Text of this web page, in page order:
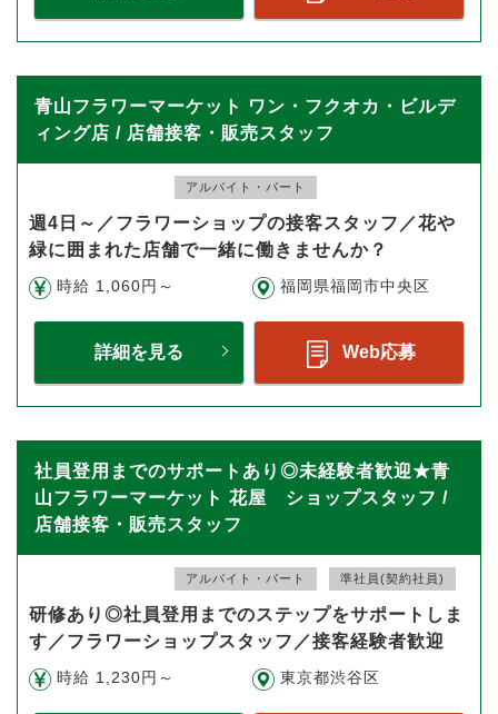
青山フラワーマーケット ワン・フクオカ・ビルデ
ィング店 / 店舗接客・販売スタッフ
アルバイト・パート
週4日～／フラワーショップの接客スタッフ／花や
緑に囲まれた店舗で一緒に働きませんか？
時給 1,060円～ 福岡県福岡市中央区
詳細を見る Web応募
社員登用までのサポートあり◎未経験者歓迎★青
山フラワーマーケット 花屋 ショップスタッフ /
店舗接客・販売スタッフ
アルバイト・パート 準社員(契約社員)
研修あり◎社員登用までのステップをサポートしま
す／フラワーショップスタッフ／接客経験者歓迎
時給 1,230円～ 東京都渋谷区